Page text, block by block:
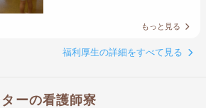
もっと見る
福利厚生の詳細をすべて見る
ーの看護師寮